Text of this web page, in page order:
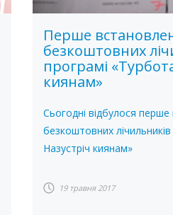
Перше
безкоштовних
програмі
киянам»
Сьогодні відбулося
безкоштовних
Назустріч киянам»
19 травня 2017